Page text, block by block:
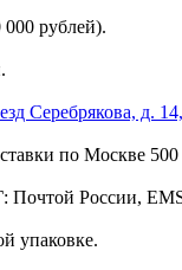
рублей).
Серебрякова, д.
по Москве 500
Почтой России,
упаковке.